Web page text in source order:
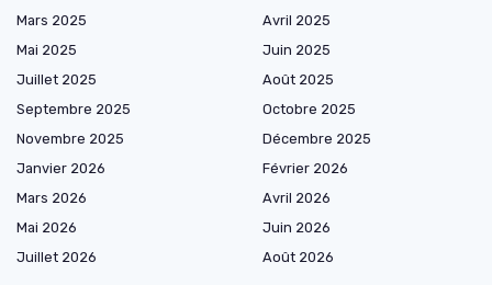
Mars 2025
Avril 2025
Mai 2025
Juin 2025
Juillet 2025
Août 2025
Septembre 2025
Octobre 2025
Novembre 2025
Décembre 2025
Janvier 2026
Février 2026
Mars 2026
Avril 2026
Mai 2026
Juin 2026
Juillet 2026
Août 2026